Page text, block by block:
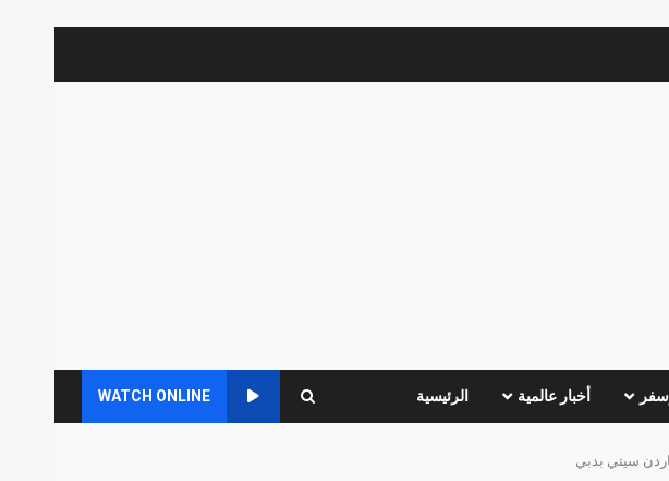
أخبار عالمية الرئيسية WATCH ONLINE